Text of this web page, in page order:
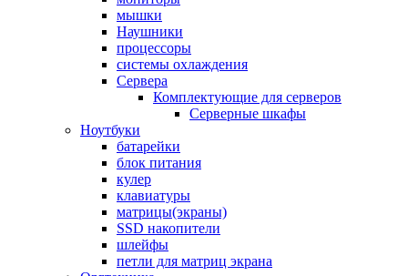
мышки
Наушники
процессоры
системы охлаждения
Сервера
Комплектующие для серверов
Серверные шкафы
Ноутбуки
батарейки
блок питания
кулер
клавиатуры
матрицы(экраны)
SSD накопители
шлейфы
петли для матриц экрана